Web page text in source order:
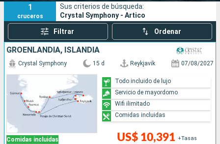
Buscar
1
cruceros
Sus criterios de búsqueda:
Crystal Symphony - Artico
Filtrar Ordenar
GROENLANDIA, ISLANDIA
Comidas incluidas
Crystal Symphony 15 d Reykjavik 07/08/2027
US$ 10,391 +Tasas
Todo incluido de lujo
Servicio de mayordomo
Wifi ilimitado
Comidas incluidas